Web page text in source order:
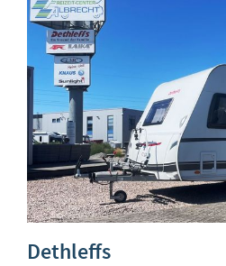
Dethleffs